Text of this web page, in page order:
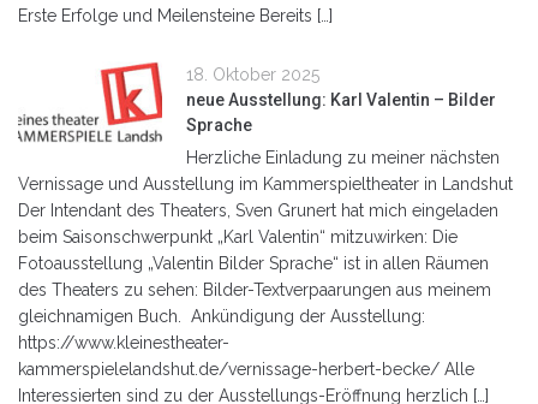
Erste Erfolge und Meilensteine Bereits […]
18. Oktober 2025
neue Ausstellung: Karl Valentin – Bilder
Sprache
Herzliche Einladung zu meiner nächsten
Vernissage und Ausstellung im Kammerspieltheater in Landshut
Der Intendant des Theaters, Sven Grunert hat mich eingeladen
beim Saisonschwerpunkt „Karl Valentin“ mitzuwirken: Die
Fotoausstellung „Valentin Bilder Sprache“ ist in allen Räumen
des Theaters zu sehen: Bilder-Textverpaarungen aus meinem
gleichnamigen Buch. Ankündigung der Ausstellung:
https://www.kleinestheater-
kammerspielelandshut.de/vernissage-herbert-becke/ Alle
Interessierten sind zu der Ausstellungs-Eröffnung herzlich […]